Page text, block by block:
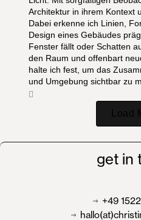
Architektur in ihrem Kontext
Dabei erkenne ich Linien,
Design eines Gebäudes
Fenster fällt oder Schatten
den Raum und offenbart
halte ich fest, um das
und Umgebung sichtbar zu
Load
get in
+49